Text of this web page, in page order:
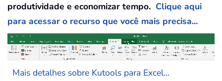
produtividade e economizar tempo. Clique aqui
para acessar o recurso que você mais precisa...
Mais detalhes sobre Kutools para Excel...